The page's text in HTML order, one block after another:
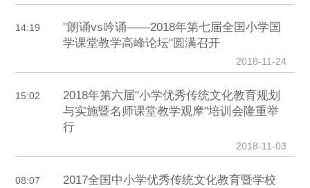
14:19
"朗诵vs吟诵——2018年第七届全国小学国
学课堂教学高峰论坛"圆满召开
2018-11-24
15:02
2018年第六届"小学优秀传统文化教育规划
与实施暨名师课堂教学观摩"培训会隆重举
行
2018-11-03
08:07
2017全国中小学优秀传统文化教育暨学校